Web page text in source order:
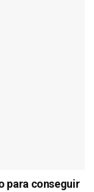
para conseguir